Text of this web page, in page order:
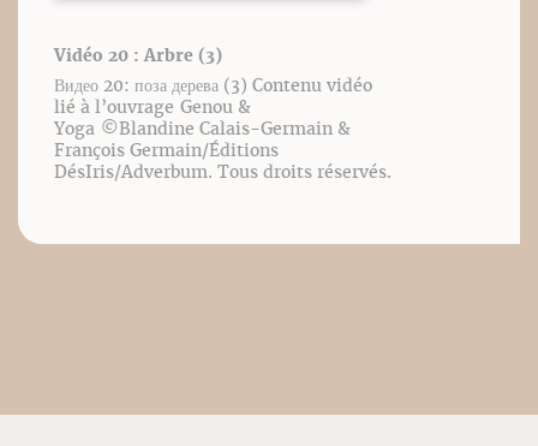
Vidéo 20 : Arbre (3)
Видео 20: поза дерева (3) Contenu vidéo
lié à l’ouvrage Genou &
Yoga ©️Blandine Calais-Germain &
François Germain/Éditions
DésIris/Adverbum. Tous droits réservés.